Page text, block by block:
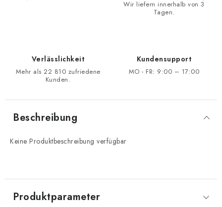
Wir liefern innerhalb von 3
Tagen.
Verlässlichkeit
Mehr als 22 810 zufriedene
Kunden.
Kundensupport
MO - FR: 9:00 – 17:00
Beschreibung
Keine Produktbeschreibung verfügbar
Produktparameter